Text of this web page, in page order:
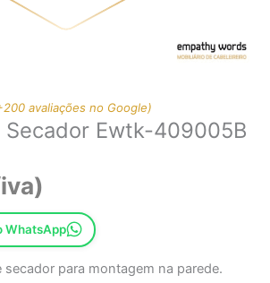
avaliações no Google)
Ewtk-409005B
WhatsApp
secador para montagem na parede.